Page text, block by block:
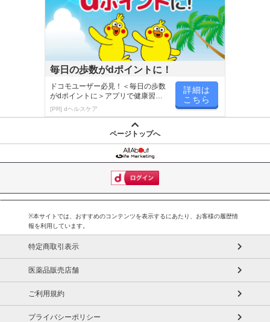
&labo.シリーズより新登場。
髪の悩みはみんな違うから『スヌーズ』があなたのニーズに答えま
あなたの髪にぴったりの“ひと休み”を
【傷んだ乾燥髪 潤い補給】
毛先までしっとりまとまる濃密ヘアマスク『snooze(スヌーズ)』
・2種のPPT※1とグルタチオン※2、5種のセラミド※3配合
ダメージを受けた髪を補修しながらしっとり保湿し、触りたくなる
やわらか質感へ導きます。
毎日の歩数がdポイントに！
ドコモユーザー必見！＜毎日の歩数
がdポイントに＞アプリで健康習慣
が楽しく続く
[PR] dヘルスケア
詳細は
こちら
ページトップへ
※本サイトでは、おすすめのコンテンツを表示するにあたり、お客様の履歴情
報を利用しています。
特定商取引表示
医薬品販売店舗
ご利用規約
プライバシーポリシー